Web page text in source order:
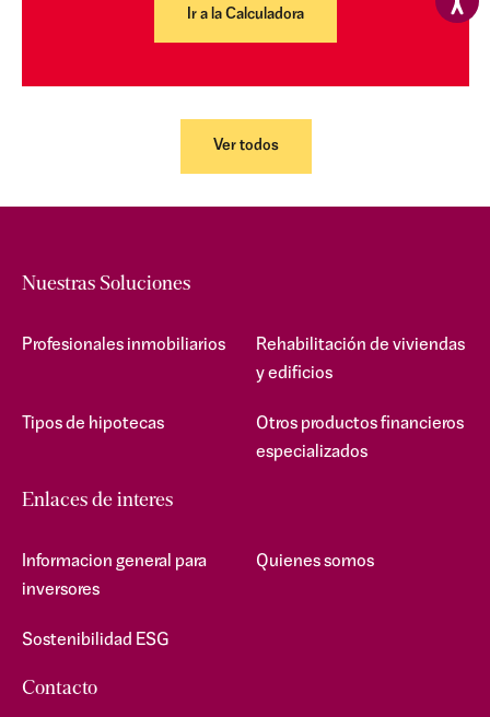
Ir a la Calculadora
Ver todos
Nuestras Soluciones
Profesionales inmobiliarios
Rehabilitación de viviendas
y edificios
Tipos de hipotecas
Otros productos financieros
especializados
Enlaces de interes
Informacion general para
inversores
Quienes somos
Sostenibilidad ESG
Contacto